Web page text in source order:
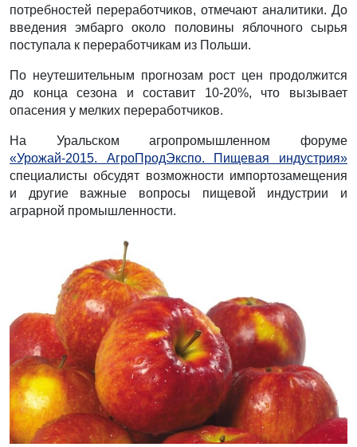
потребностей переработчиков, отмечают аналитики. До
введения эмбарго около половины яблочного сырья
поступала к переработчикам из Польши.
По неутешительным прогнозам рост цен продолжится
до конца сезона и составит 10-20%, что вызывает
опасения у мелких переработчиков.
На Уральском агропромышленном форуме
«Урожай-2015. АгроПродЭкспо. Пищевая индустрия»
специалисты обсудят возможности импортозамещения
и другие важные вопросы пищевой индустрии и
аграрной промышленности.